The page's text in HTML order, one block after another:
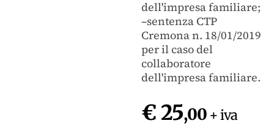
dell'impresa familiare;
–sentenza CTP
Cremona n. 18/01/2019
per il caso del
collaboratore
dell'impresa familiare.
€ 25,00 + iva